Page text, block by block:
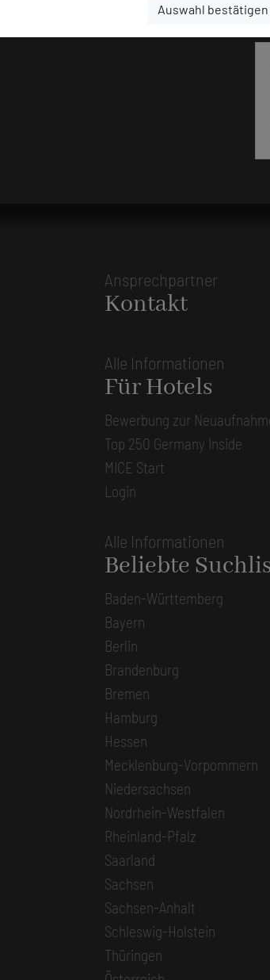
Auswahl bestätigen
Ansprechpartner
Kontakt
Alle Informationen
Für Hotels
Bewerbung zur
Top 250 Germany Inside
MICE Start
Login
Alle Informationen
Beliebte
Baden-Württemberg
Bayern
Berlin
Brandenburg
Bremen
Hamburg
Hessen
Mecklenburg-Vorpommern
Niedersachsen
Nordrhein-Westfalen
Rheinland-Pfalz
Saarland
Sachsen
Sachsen-Anhalt
Schleswig-Holstein
Thüringen